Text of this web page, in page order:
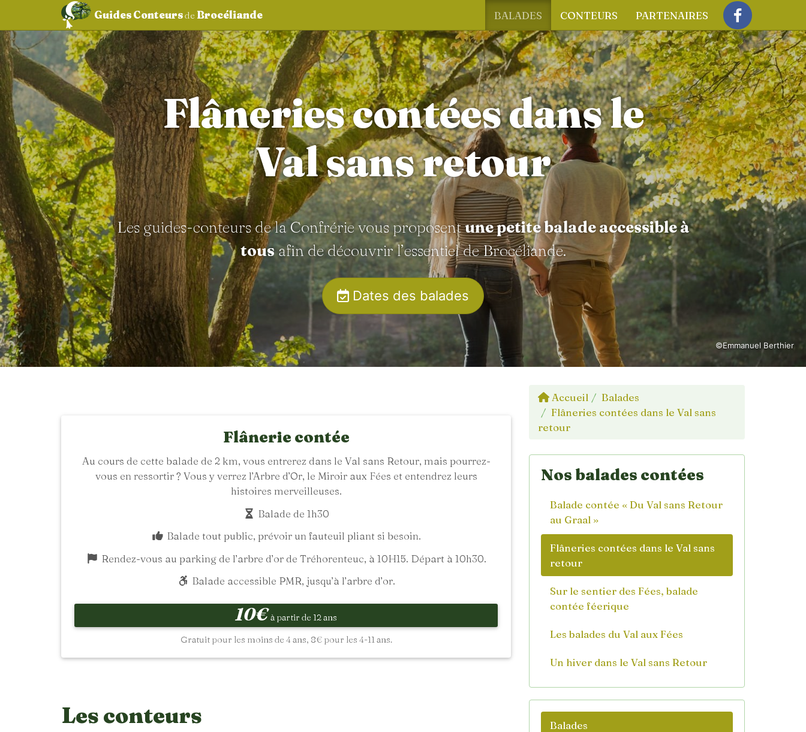
aller au contenu
Guides Conteursde Brocéliande BALADES CONTEURS
PARTENAIRES
Facebook
©Emmanuel Berthier
Flâneries contées dans le
Val sans retour
Les guides-conteurs de la Confrérie vous proposentune petite balade accessible à
tousafin de découvrir l’essentiel de Brocéliande.
Dates des balades
Flânerie contée
Au cours de cette balade de 2 km, vous entrerez dans le Val sans Retour, mais pourrez-
vous en ressortir ? Vous y verrez l’Arbre d’Or, le Miroir aux Fées et entendrez leurs
histoires merveilleuses.
Balade de 1h30
Balade tout public, prévoir un fauteuil pliant si besoin.
Rendez-vous au parking de l’arbre d’or de Tréhorenteuc, à 10H15. Départ à 10h30.
Balade accessible PMR, jusqu’à l’arbre d’or.
10€ à partir de 12 ans
Gratuit pour les moins de 4 ans, 8€ pour les 4-11 ans.
Les conteurs
Accueil
Balades
Flâneries contées dans le Val sans
retour
Nos balades contées
Balade contée « Du Val sans Retour
au Graal »
Flâneries contées dans le Val sans
retour
Sur le sentier des Fées, balade
contée féerique
Les balades du Val aux Fées
Un hiver dans le Val sans Retour
Balades